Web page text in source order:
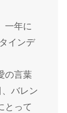
一年に
インデ
の言葉
バレン
とって